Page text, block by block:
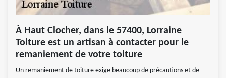
À Haut Clocher, dans le 57400, Lorraine
Toiture est un artisan à contacter pour le
remaniement de votre toiture
Un remaniement de toiture exige beaucoup de précautions et de